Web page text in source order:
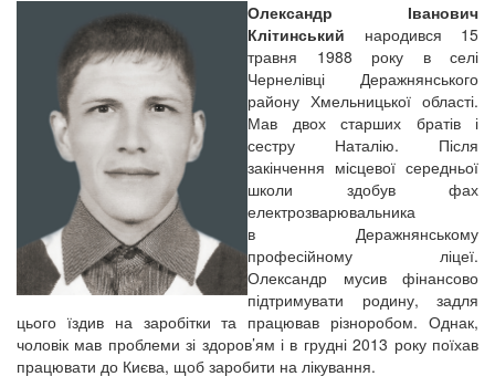
Олександр Іванович
Клітинський народився 15
травня 1988 року в селі
Чернелівці Деражнянського
району Хмельницької області.
Мав двох старших братів і
сестру Наталію. Після
закінчення місцевої середньої
школи здобув фах
електрозварювальника
в Деражнянському
професійному ліцеї.
Олександр мусив фінансово
підтримувати родину, задля
цього їздив на заробітки та працював різноробом. Однак,
чоловік мав проблеми зі здоров’ям і в грудні 2013 року поїхав
працювати до Києва, щоб заробити на лікування.